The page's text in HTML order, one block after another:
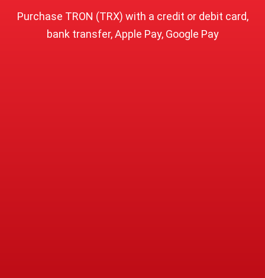
Purchase TRON (TRX) with a credit or debit card,
bank transfer, Apple Pay, Google Pay